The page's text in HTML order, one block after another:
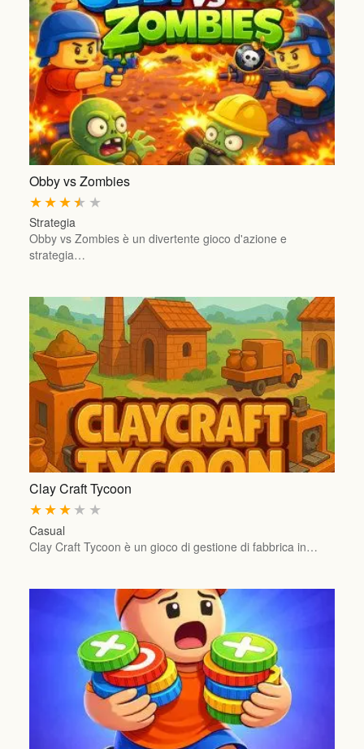
Obby vs Zombies
★
★
★
★
★
Strategia
Obby vs Zombies è un divertente gioco d'azione e
strategia…
Clay Craft Tycoon
★
★
★
★
★
Casual
Clay Craft Tycoon è un gioco di gestione di fabbrica in…